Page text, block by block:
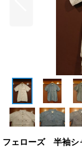
フェローズ 半袖シ